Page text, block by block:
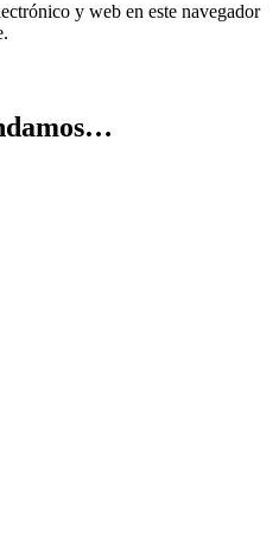
y web en este navegador